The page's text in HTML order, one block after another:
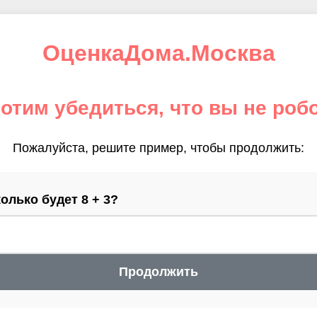
ОценкаДома.Москва
убедиться, что вы не
Пожалуйста, решите пример, чтобы продолжить:
будет 8 + 3?
Продолжить